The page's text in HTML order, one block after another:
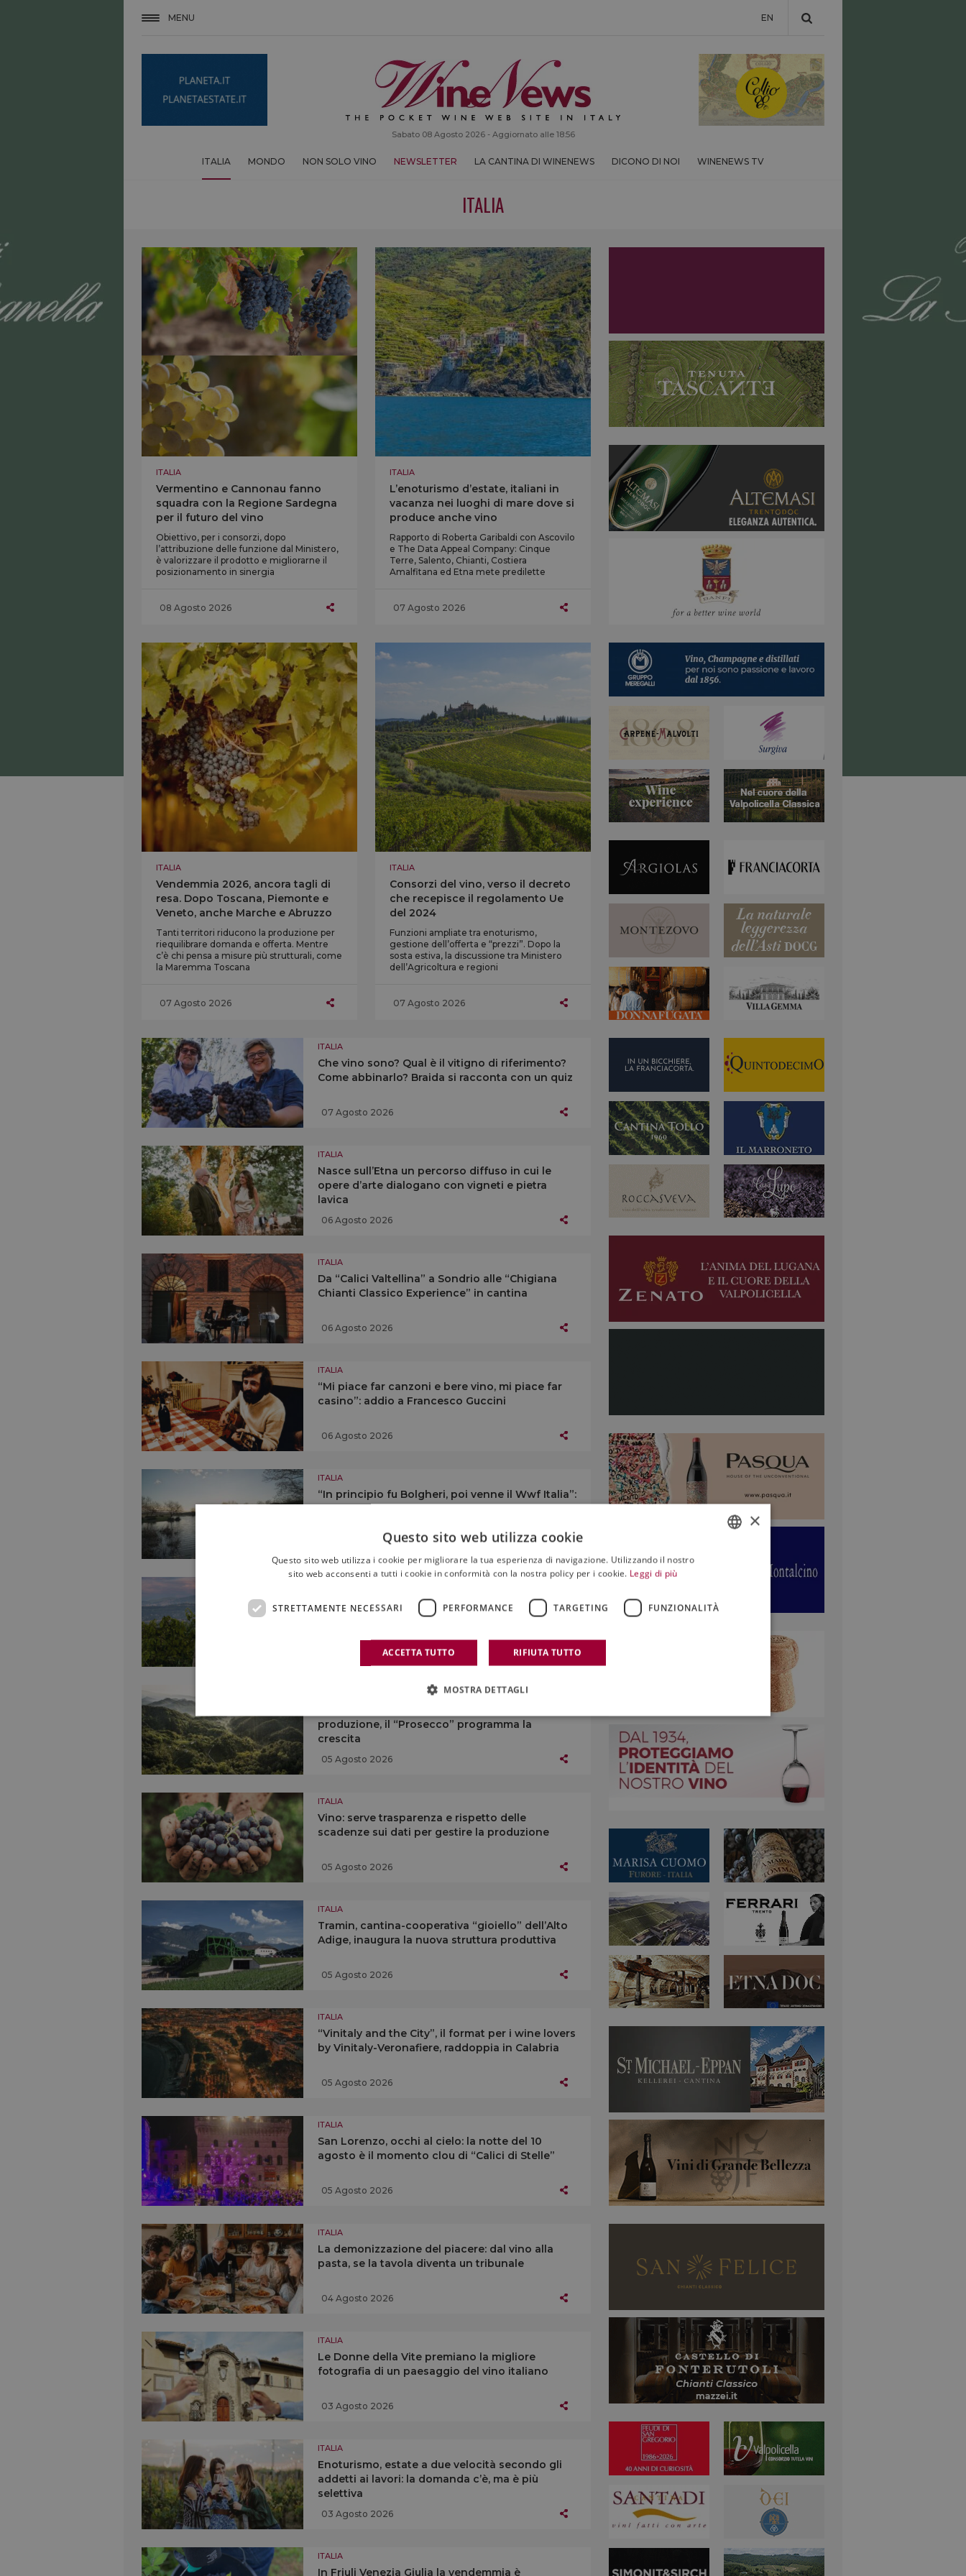
MENU EN
Sabato 08 Agosto 2026 - Aggiornato alle 18:56
ITALIA MONDO NON SOLO VINO NEWSLETTER LA CANTINA DI WINENEWS DICONO DI NOI WINENEWS TV
ITALIA
ITALIA
Vermentino e Cannonau fanno
squadra con la Regione Sardegna
per il futuro del vino
Obiettivo, per i consorzi, dopo
l’attribuzione delle funzione dal Ministero,
è valorizzare il prodotto e migliorarne il
posizionamento in sinergia
08 Agosto 2026
ITALIA
L’enoturismo d’estate, italiani in
vacanza nei luoghi di mare dove si
produce anche vino
Rapporto di Roberta Garibaldi con Ascovilo
e The Data Appeal Company: Cinque
Terre, Salento, Chianti, Costiera
Amalfitana ed Etna mete predilette
07 Agosto 2026
ITALIA
Vendemmia 2026, ancora tagli di
resa. Dopo Toscana, Piemonte e
Veneto, anche Marche e Abruzzo
Tanti territori riducono la produzione per
riequilibrare domanda e offerta. Mentre
c’è chi pensa a misure più strutturali, come
la Maremma Toscana
07 Agosto 2026
ITALIA
Consorzi del vino, verso il decreto
che recepisce il regolamento Ue
del 2024
Funzioni ampliate tra enoturismo,
gestione dell’offerta e “prezzi”. Dopo la
sosta estiva, la discussione tra Ministero
dell’Agricoltura e regioni
07 Agosto 2026
ITALIA
Che vino sono? Qual è il vitigno di riferimento?
Come abbinarlo? Braida si racconta con un quiz
07 Agosto 2026
ITALIA
Nasce sull’Etna un percorso diffuso in cui le
opere d’arte dialogano con vigneti e pietra
lavica
06 Agosto 2026
ITALIA
Da “Calici Valtellina” a Sondrio alle “Chigiana
Chianti Classico Experience” in cantina
06 Agosto 2026
ITALIA
“Mi piace far canzoni e bere vino, mi piace far
casino”: addio a Francesco Guccini
06 Agosto 2026
ITALIA
“In principio fu Bolgheri, poi venne il Wwf Italia”:
ecco le Oasi tra i vigneti italiani
05 Agosto 2026
Vino cooperativo, al via la partnership tra
Cantine Ermes e la storica realtà laziale Gotto
05 Agosto 2026
produzione, il “Prosecco” programma la
crescita
05 Agosto 2026
ITALIA
Vino: serve trasparenza e rispetto delle
scadenze sui dati per gestire la produzione
05 Agosto 2026
ITALIA
Tramin, cantina-cooperativa “gioiello” dell’Alto
Adige, inaugura la nuova struttura produttiva
05 Agosto 2026
ITALIA
“Vinitaly and the City”, il format per i wine lovers
by Vinitaly-Veronafiere, raddoppia in Calabria
05 Agosto 2026
ITALIA
San Lorenzo, occhi al cielo: la notte del 10
agosto è il momento clou di “Calici di Stelle”
05 Agosto 2026
ITALIA
La demonizzazione del piacere: dal vino alla
pasta, se la tavola diventa un tribunale
04 Agosto 2026
ITALIA
Le Donne della Vite premiano la migliore
fotografia di un paesaggio del vino italiano
03 Agosto 2026
ITALIA
Enoturismo, estate a due velocità secondo gli
addetti ai lavori: la domanda c’è, ma è più
selettiva
03 Agosto 2026
ITALIA
In Friuli Venezia Giulia la vendemmia è
×
Questo sito web utilizza cookie
Questo sito web utilizza i cookie per migliorare la tua esperienza di navigazione. Utilizzando il nostro
sito web acconsenti a tutti i cookie in conformità con la nostra policy per i cookie. Leggi di più
STRETTAMENTE NECESSARI PERFORMANCE TARGETING FUNZIONALITÀ
ACCETTA TUTTO RIFIUTA TUTTO
MOSTRA DETTAGLI